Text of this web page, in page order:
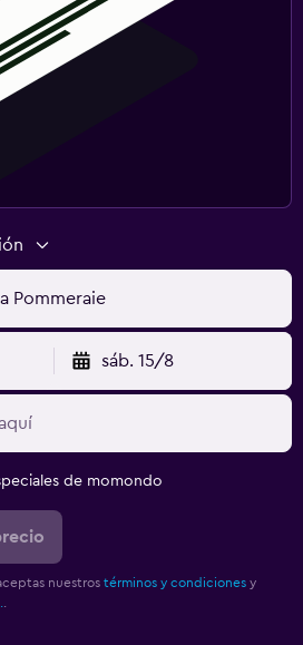
Pommeraie
sáb. 15/8
de momondo
nuestros términos y condiciones y